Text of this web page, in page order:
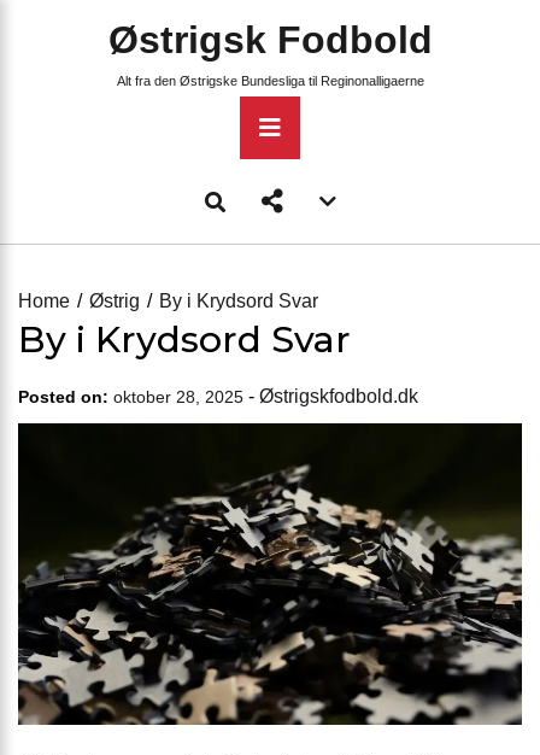
Østrigsk Fodbold
Alt fra den Østrigske Bundesliga til Reginonalligaerne
Primary
Menu
menu
Home
Østrig By i Krydsord Svar
By i Krydsord Svar
Posted on: oktober 28, 2025 - Østrigskfodbold.dk